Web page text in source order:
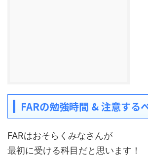
FARの勉強時間 & 注意する
FARはおそらくみなさんが
最初に受ける科目だと思います！